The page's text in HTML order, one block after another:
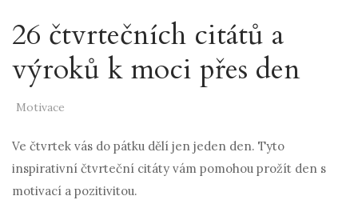
26 čtvrtečních citátů a
výroků k moci přes den
Motivace
Ve čtvrtek vás do pátku dělí jen jeden den. Tyto
inspirativní čtvrteční citáty vám pomohou prožít den s
motivací a pozitivitou.